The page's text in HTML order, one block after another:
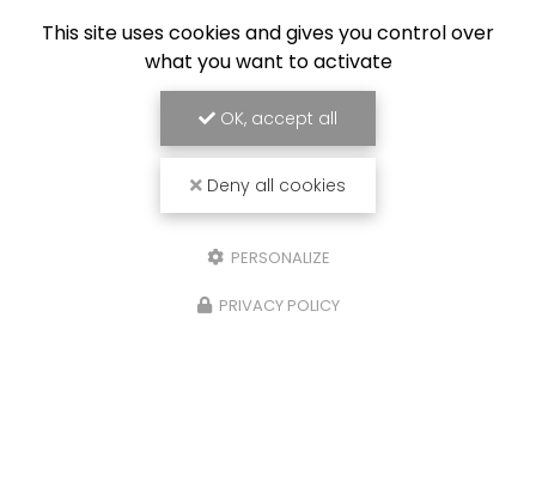
This site uses cookies and gives you control over
what you want to activate
OK, accept all
Deny all cookies
PERSONALIZE
PRIVACY POLICY